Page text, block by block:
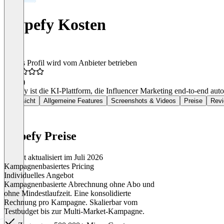
Hypefy Kosten
Dieses Profil wird vom Anbieter betrieben
(4)
Hypefy ist die KI-Plattform, die Influencer Marketing end-to-end
Übersicht Allgemeine Features Screenshots & Videos Preise
Hypefy Preise
Zuletzt aktualisiert im Juli 2026
Kampagnenbasiertes Pricing
Individuelles Angebot
Kampagnenbasierte Abrechnung ohne Abo und
ohne Mindestlaufzeit. Eine konsolidierte
Rechnung pro Kampagne. Skalierbar vom
Testbudget bis zur Multi-Market-Kampagne.